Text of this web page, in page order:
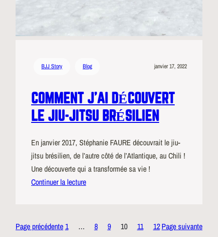
BJJ Story Blog janvier 17, 2022
COMMENT J’AI DÉCOUVERT
LE JIU-JITSU BRÉSILIEN
En janvier 2017, Stéphanie FAURE découvrait le jiu-
jitsu brésilien, de l’autre côté de l’Atlantique, au Chili !
Une découverte qui a transformée sa vie !
Continuer la lecture
Page précédente1 … 8 9 10 11 12 Page suivante